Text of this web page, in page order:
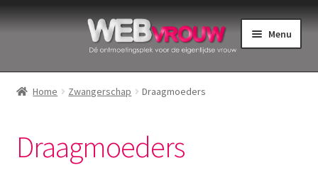
Ga
Ga
Menu
Home
Intiemverzorging
Home Zwangerschap Draagmoeders
Draagmoeders